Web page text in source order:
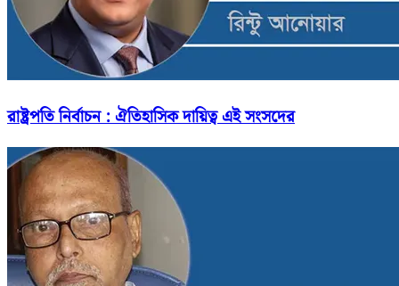
রাষ্ট্রপতি নির্বাচন : ঐতিহাসিক দায়িত্ব এই সংসদের